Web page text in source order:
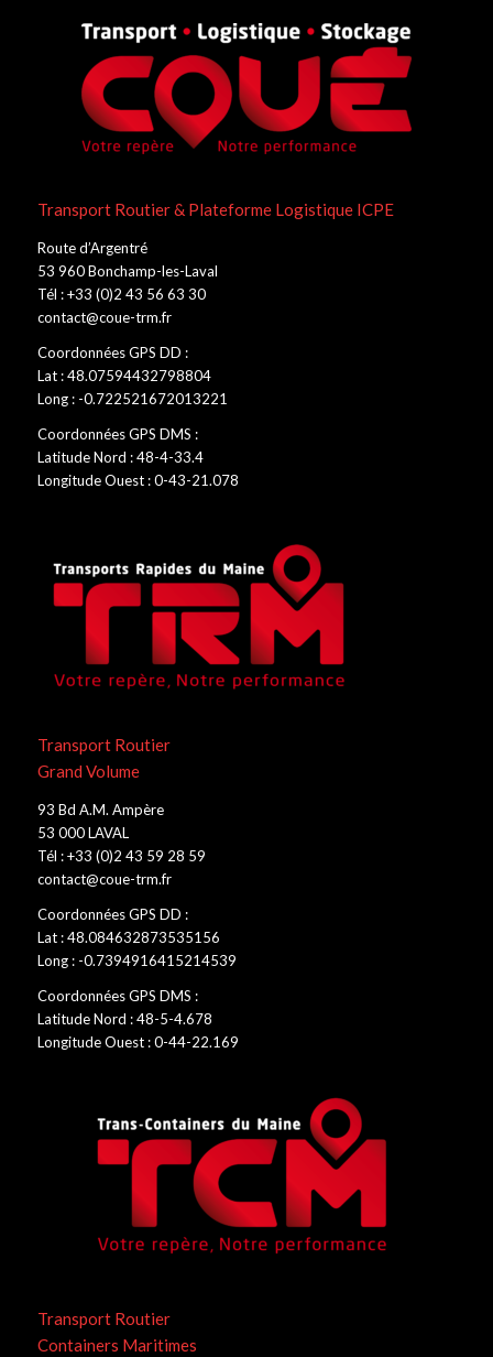
Transport Routier & Plateforme Logistique ICPE
Route d’Argentré
53 960 Bonchamp-les-Laval
Tél : +33 (0)2 43 56 63 30
contact@coue-trm.fr
Coordonnées GPS DD :
Lat : 48.07594432798804
Long : -0.722521672013221
Coordonnées GPS DMS :
Latitude Nord : 48-4-33.4
Longitude Ouest : 0-43-21.078
Transport Routier
Grand Volume
93 Bd A.M. Ampère
53 000 LAVAL
Tél : +33 (0)2 43 59 28 59
contact@coue-trm.fr
Coordonnées GPS DD :
Lat : 48.084632873535156
Long : -0.7394916415214539
Coordonnées GPS DMS :
Latitude Nord : 48-5-4.678
Longitude Ouest : 0-44-22.169
Transport Routier
Containers Maritimes